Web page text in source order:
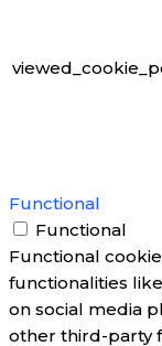
Functional
Functional
Functional
functionalities
on social media
other third-party